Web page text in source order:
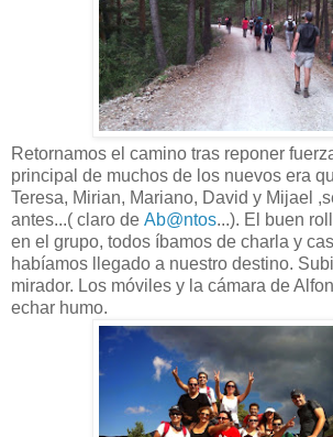
Retornamos el camino tras reponer
principal de muchos de los nuevos era
Teresa, Mirian, Mariano, David y Mijael
antes...( claro de Ab@ntos...). El buen
en el grupo, todos íbamos de charla y
habíamos llegado a nuestro destino.
mirador. Los móviles y la cámara de
echar humo.